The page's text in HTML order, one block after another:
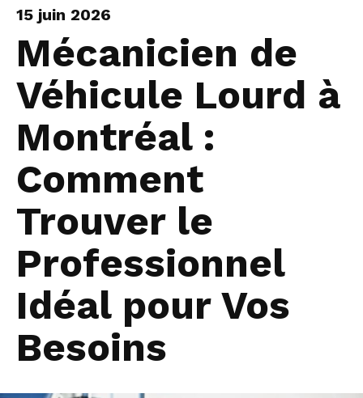
15 juin 2026
Mécanicien de
Véhicule Lourd à
Montréal :
Comment
Trouver le
Professionnel
Idéal pour Vos
Besoins